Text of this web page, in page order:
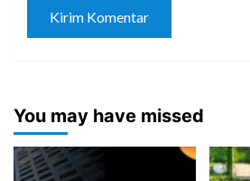
You may have missed